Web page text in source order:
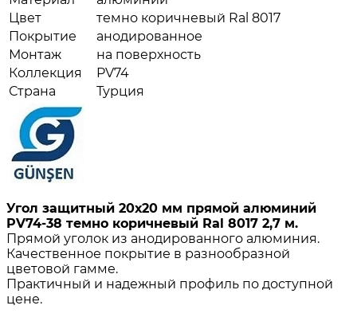
Цвет
темно коричневый Ral 8017
Покрытие
анодированное
Монтаж
на поверхность
Коллекция
PV74
Страна
Турция
Угол защитный 20х20 мм прямой алюминий
PV74-38 темно коричневый Ral 8017 2,7 м.
Прямой уголок из анодированного алюминия.
Качественное покрытие в разнообразной
цветовой гамме.
Практичный и надежный профиль по доступной
цене.